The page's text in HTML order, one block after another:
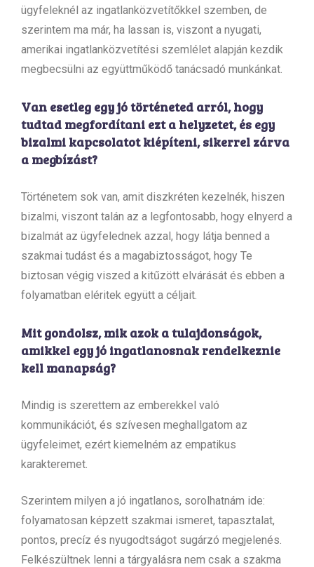
ügyfeleknél az ingatlanközvetítőkkel szemben, de
szerintem ma már, ha lassan is, viszont a nyugati,
amerikai ingatlanközvetítési szemlélet alapján kezdik
megbecsülni az együttműködő tanácsadó munkánkat.
Van esetleg egy jó történeted arról, hogy
tudtad megfordítani ezt a helyzetet, és egy
bizalmi kapcsolatot kiépíteni, sikerrel zárva
a megbízást?
Történetem sok van, amit diszkréten kezelnék, hiszen
bizalmi, viszont talán az a legfontosabb, hogy elnyerd a
bizalmát az ügyfelednek azzal, hogy látja benned a
szakmai tudást és a magabiztosságot, hogy Te
biztosan végig viszed a kitűzött elvárását és ebben a
folyamatban eléritek együtt a céljait.
Mit gondolsz, mik azok a tulajdonságok,
amikkel egy jó ingatlanosnak rendelkeznie
kell manapság?
Mindig is szerettem az emberekkel való
kommunikációt, és szívesen meghallgatom az
ügyfeleimet, ezért kiemelném az empatikus
karakteremet.
Szerintem milyen a jó ingatlanos, sorolhatnám ide:
folyamatosan képzett szakmai ismeret, tapasztalat,
pontos, precíz és nyugodtságot sugárzó megjelenés.
Felkészültnek lenni a tárgyalásra nem csak a szakma